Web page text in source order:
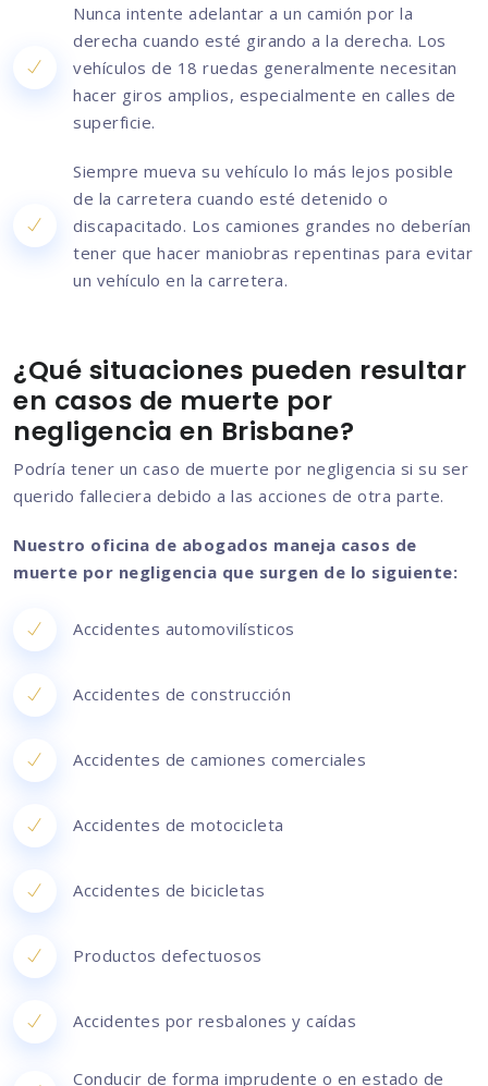
Nunca intente adelantar a un camión por la
derecha cuando esté girando a la derecha. Los
vehículos de 18 ruedas generalmente necesitan
hacer giros amplios, especialmente en calles de
superficie.
Siempre mueva su vehículo lo más lejos posible
de la carretera cuando esté detenido o
discapacitado. Los camiones grandes no deberían
tener que hacer maniobras repentinas para evitar
un vehículo en la carretera.
¿Qué situaciones pueden resultar
en casos de muerte por
negligencia en Brisbane?
Podría tener un caso de muerte por negligencia si su ser
querido falleciera debido a las acciones de otra parte.
Nuestro oficina de abogados maneja casos de
muerte por negligencia que surgen de lo siguiente:
Accidentes automovilísticos
Accidentes de construcción
Accidentes de camiones comerciales
Accidentes de motocicleta
Accidentes de bicicletas
Productos defectuosos
Accidentes por resbalones y caídas
Conducir de forma imprudente o en estado de